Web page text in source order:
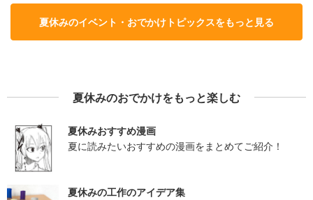
夏休みのイベント・おでかけトピックスをもっと見る
夏休みのおでかけをもっと楽しむ
夏休みおすすめ漫画
夏に読みたいおすすめの漫画をまとめてご紹介！
夏休みの工作のアイデア集